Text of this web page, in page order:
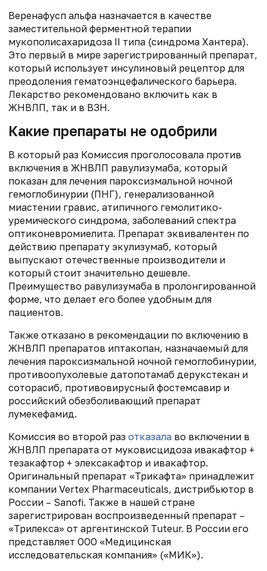
Веренафусп альфа назначается в качестве
заместительной ферментной терапии
мукополисахаридоза II типа (синдрома Хантера).
Это первый в мире зарегистрированный препарат,
который использует инсулиновый рецептор для
преодоления гематоэнцефалического барьера.
Лекарство рекомендовано включить как в
ЖНВЛП, так и в ВЗН.
Какие препараты не одобрили
В который раз Комиссия проголосовала против
включения в ЖНВЛП равулизумаба, который
показан для лечения пароксизмальной ночной
гемоглобинурии (ПНГ), генерализованной
миастении гравис, атипичного гемолитико-
уремического синдрома, заболеваний спектра
оптиконевромиелита. Препарат эквивалентен по
действию препарату экулизумаб, который
выпускают отечественные производители и
который стоит значительно дешевле.
Преимущество равулизумаба в пролонгированной
форме, что делает его более удобным для
пациентов.
Также отказано в рекомендации по включению в
ЖНВЛП препаратов иптакопан, назначаемый для
лечения пароксизмальной ночной гемоглобинурии,
противоопухолевые датопотамаб дерукстекан и
соторасиб, противовирусный фостемсавир и
российский обезболивающий препарат
лумекефамид.
Комиссия во второй раз отказала во включении в
ЖНВЛП препарата от муковисцидоза ивакафтор +
тезакафтор + элексакафтор и ивакафтор.
Оригинальный препарат «Трикафта» принадлежит
компании Vertex Pharmaceuticals, дистрибьютор в
России – Sanofi. Также в нашей стране
зарегистрирован воспроизведенный препарат –
«Трилекса» от аргентинской Tuteur. В России его
представляет ООО «Медицинская
исследовательская компания» («МИК»).